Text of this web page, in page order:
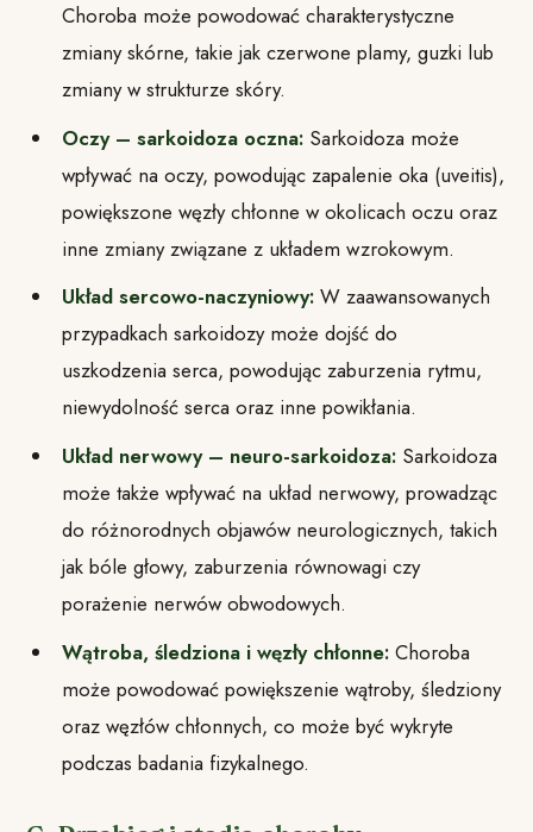
Choroba może powodować charakterystyczne
zmiany skórne, takie jak czerwone plamy, guzki lub
zmiany w strukturze skóry.
Oczy – sarkoidoza oczna: Sarkoidoza może
wpływać na oczy, powodując zapalenie oka (uveitis),
powiększone węzły chłonne w okolicach oczu oraz
inne zmiany związane z układem wzrokowym.
Układ sercowo-naczyniowy: W zaawansowanych
przypadkach sarkoidozy może dojść do
uszkodzenia serca, powodując zaburzenia rytmu,
niewydolność serca oraz inne powikłania.
Układ nerwowy – neuro-sarkoidoza: Sarkoidoza
może także wpływać na układ nerwowy, prowadząc
do różnorodnych objawów neurologicznych, takich
jak bóle głowy, zaburzenia równowagi czy
porażenie nerwów obwodowych.
Wątroba, śledziona i węzły chłonne: Choroba
może powodować powiększenie wątroby, śledziony
oraz węzłów chłonnych, co może być wykryte
podczas badania fizykalnego.